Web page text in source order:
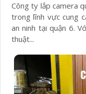
Công ty lắp camera
trong lĩnh vực cung
an ninh tại quận 6.
thuật...